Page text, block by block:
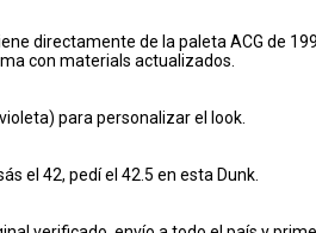
directamente de la paleta ACG de
con materials actualizados.
para personalizar el look.
el 42, pedí el 42.5 en esta Dunk.